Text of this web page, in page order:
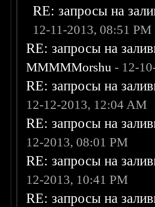
RE: запросы на
12-11-2013, 08:51 PM
RE: запросы на
MMMMMorshu - 12-
RE: запросы на
12-12-2013, 12:04 AM
RE: запросы на
12-2013, 08:01 PM
RE: запросы на
12-2013, 10:41 PM
RE: запросы на